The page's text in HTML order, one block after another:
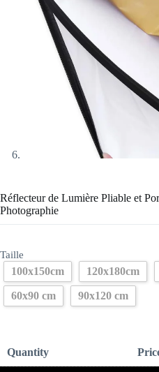
Réflecteur de Lumière Pliable et
Photographie
Taille
100x150cm 120x180cm
60x90 cm 90x120 cm
Quantity